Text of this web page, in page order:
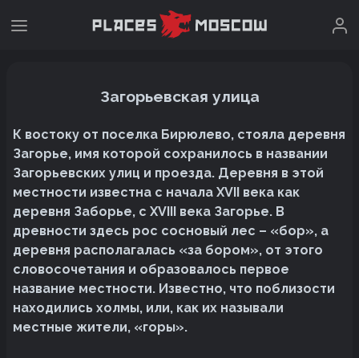
Загорьевская улица
К востоку от поселка Бирюлево, стояла деревня
Загорье, имя которой сохранилось в названии
Загорьевских улиц и проезда. Деревня в этой
местности известна с начала XVII века как
деревня Заборье, с XVIII века Загорье. В
древности здесь рос сосновый лес – «бор», а
деревня располагалась «за бором», от этого
словосочетания и образовалось первое
название местности. Известно, что поблизости
находились холмы, или, как их называли
местные жители, «горы».